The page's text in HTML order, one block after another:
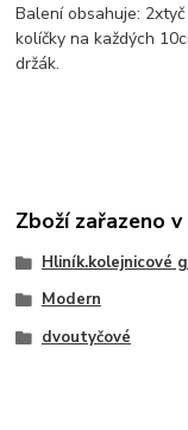
Balení obsahuje:
kolíčky na každých
držák.
Zboží zařazeno
Hliník.kolejnicové
Modern
dvoutyčové